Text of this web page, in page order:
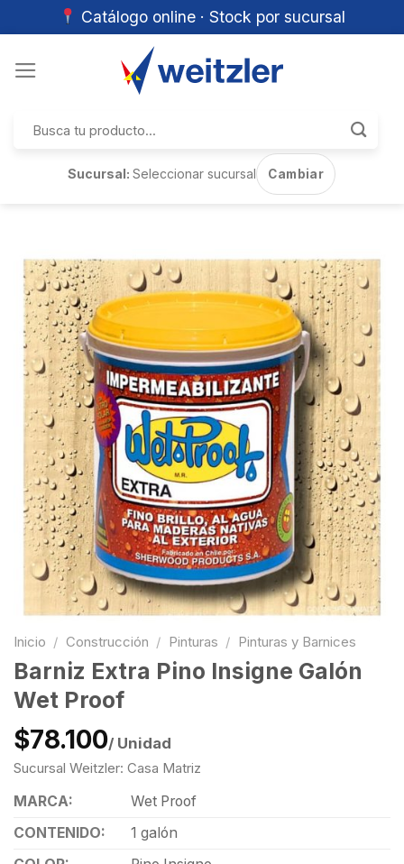
Catálogo online · Stock por sucursal
por:
Sucursal:Seleccionar sucursal Cambiar
Inicio / Construcción / Pinturas / Pinturas y Barnices
Barniz Extra Pino Insigne Galón
Wet Proof
$78.100/ Unidad
Sucursal Weitzler: Casa Matriz
MARCA:
Wet Proof
CONTENIDO:
1 galón